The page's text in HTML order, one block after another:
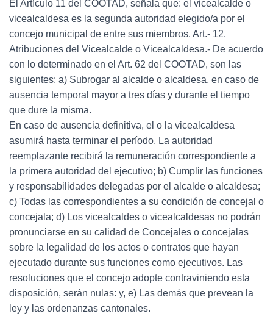
El Artículo 11 del COOTAD, señala que: el vicealcalde o
vicealcaldesa es la segunda autoridad elegido/a por el
concejo municipal de entre sus miembros. Art.- 12.
Atribuciones del Vicealcalde o Vicealcaldesa.- De acuerdo
con lo determinado en el Art. 62 del COOTAD, son las
siguientes: a) Subrogar al alcalde o alcaldesa, en caso de
ausencia temporal mayor a tres días y durante el tiempo
que dure la misma.
En caso de ausencia definitiva, el o la vicealcaldesa
asumirá hasta terminar el período. La autoridad
reemplazante recibirá la remuneración correspondiente a
la primera autoridad del ejecutivo; b) Cumplir las funciones
y responsabilidades delegadas por el alcalde o alcaldesa;
c) Todas las correspondientes a su condición de concejal o
concejala; d) Los vicealcaldes o vicealcaldesas no podrán
pronunciarse en su calidad de Concejales o concejalas
sobre la legalidad de los actos o contratos que hayan
ejecutado durante sus funciones como ejecutivos. Las
resoluciones que el concejo adopte contraviniendo esta
disposición, serán nulas: y, e) Las demás que prevean la
ley y las ordenanzas cantonales.